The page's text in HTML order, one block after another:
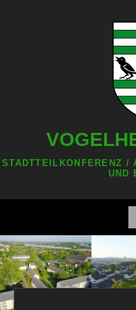
STADTTEILKONFERENZ /
UND
Zum
Inhalt
springen